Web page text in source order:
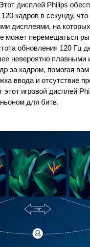
дисплей Philips
кадров в секунду,
дисплеями, на
может перемещаться
обновления 120 Гц
невероятно плавными
за кадром, помогая
ввода и отсутствие
игровой дисплей
для битв.